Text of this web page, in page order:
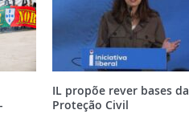
IL propõe rever bases da
Proteção Civil